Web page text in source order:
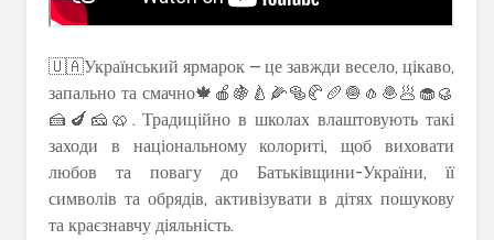
🇺🇦Український ярмарок – це завжди весело, цікаво,
запально та смачно🍁🍎🍇🍐🌽🥯🥐🥖🧅🧄🧆🥟🧁🥮
🍰🍆🧀🥨. Традиційно в школах влаштовують такі
заходи в національному колориті, щоб виховати
любов та повагу до Батьківщини-України, її
символів та обрядів, активізувати в дітях пошукову
та краєзнавчу діяльність.